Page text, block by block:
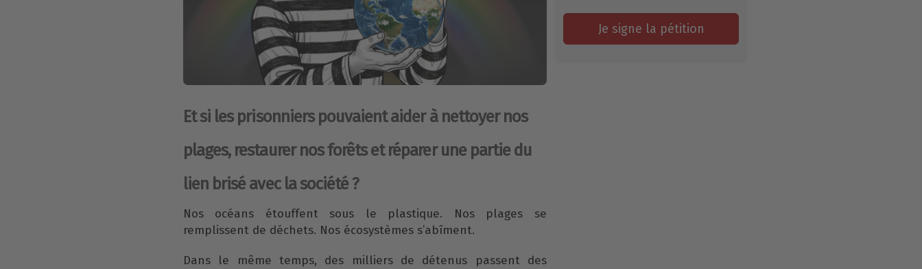
Et si les prisonniers pouvaient aider à nettoyer nos
plages, restaurer nos forêts et réparer une partie du
lien brisé avec la société ?
Nos océans étouffent sous le plastique. Nos plages se
remplissent de déchets. Nos écosystèmes s’abîment.
Dans le même temps, des milliers de détenus passent des
Je signe la pétition